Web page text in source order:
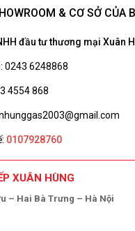
& CƠ SỞ CỦA
đầu tư thương mại Xuân
0243 6248868
4554 868
0107928760
XUÂN HÙNG
– Hai Bà Trưng – Hà Nội